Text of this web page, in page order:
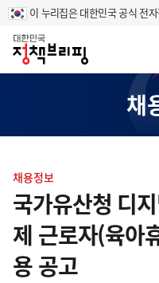
이 누리집은 대한민국 공식 전
홈
채
텐
츠
영
역
채용정보
국가유산청 디
제 근로자(육아
용 공고